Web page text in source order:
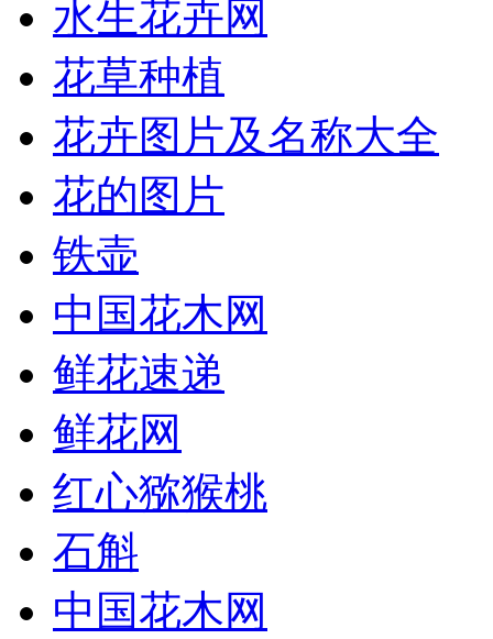
水生花卉网
花草种植
花卉图片及名称大全
花的图片
铁壶
中国花木网
鲜花速递
鲜花网
红心猕猴桃
石斛
中国花木网